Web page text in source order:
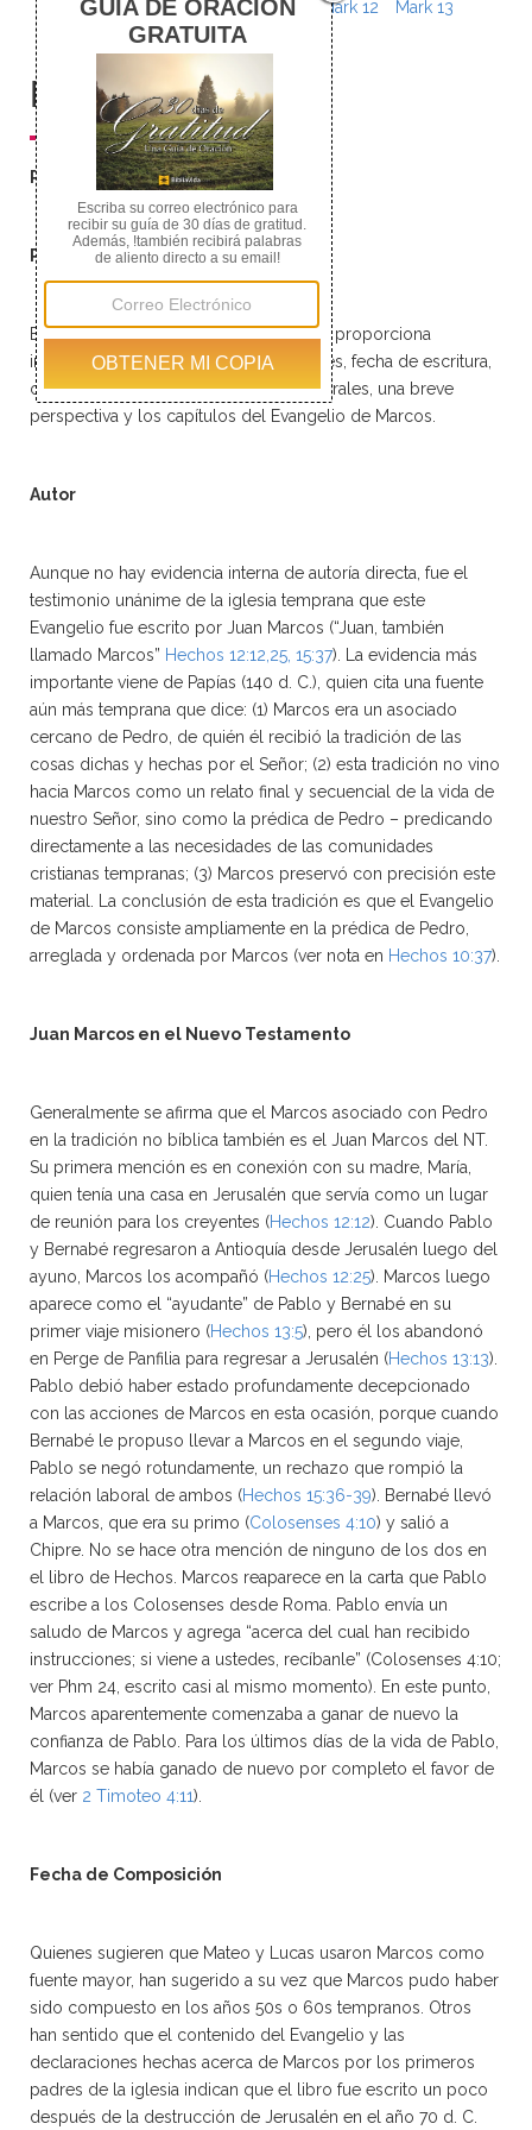
Mark 8
Mark 9 Mark 10 Mark 11 Mark 12
Mark 13
Mark 14
Mark 15 Mark 16
Resumen
Resumen
Resumen del Evangelio de Marcos
Este resumen del Evangelio de Marcos proporciona
información acerca del título, los autores, fecha de escritura,
cronología, temas, teología, ideas generales, una breve
perspectiva y los capítulos del Evangelio de Marcos.
Autor
Aunque no hay evidencia interna de autoría directa, fue el
testimonio unánime de la iglesia temprana que este
Evangelio fue escrito por Juan Marcos (“Juan, también
llamado Marcos” Hechos 12:12,25, 15:37). La evidencia más
importante viene de Papías (140 d. C.), quien cita una fuente
aún más temprana que dice: (1) Marcos era un asociado
cercano de Pedro, de quién él recibió la tradición de las
cosas dichas y hechas por el Señor; (2) esta tradición no vino
hacia Marcos como un relato final y secuencial de la vida de
nuestro Señor, sino como la prédica de Pedro – predicando
directamente a las necesidades de las comunidades
cristianas tempranas; (3) Marcos preservó con precisión este
material. La conclusión de esta tradición es que el Evangelio
de Marcos consiste ampliamente en la prédica de Pedro,
arreglada y ordenada por Marcos (ver nota en Hechos 10:37).
Juan Marcos en el Nuevo Testamento
Generalmente se afirma que el Marcos asociado con Pedro
en la tradición no bíblica también es el Juan Marcos del NT.
Su primera mención es en conexión con su madre, María,
quien tenía una casa en Jerusalén que servía como un lugar
de reunión para los creyentes (Hechos 12:12). Cuando Pablo
y Bernabé regresaron a Antioquía desde Jerusalén luego del
ayuno, Marcos los acompañó (Hechos 12:25). Marcos luego
aparece como el “ayudante” de Pablo y Bernabé en su
primer viaje misionero (Hechos 13:5), pero él los abandonó
en Perge de Panfilia para regresar a Jerusalén (Hechos 13:13).
Pablo debió haber estado profundamente decepcionado
con las acciones de Marcos en esta ocasión, porque cuando
Bernabé le propuso llevar a Marcos en el segundo viaje,
Pablo se negó rotundamente, un rechazo que rompió la
relación laboral de ambos (Hechos 15:36-39). Bernabé llevó
a Marcos, que era su primo (Colosenses 4:10) y salió a
Chipre. No se hace otra mención de ninguno de los dos en
el libro de Hechos. Marcos reaparece en la carta que Pablo
escribe a los Colosenses desde Roma. Pablo envía un
saludo de Marcos y agrega “acerca del cual han recibido
instrucciones; si viene a ustedes, recíbanle” (Colosenses 4:10;
ver Phm 24, escrito casi al mismo momento). En este punto,
Marcos aparentemente comenzaba a ganar de nuevo la
confianza de Pablo. Para los últimos días de la vida de Pablo,
Marcos se había ganado de nuevo por completo el favor de
él (ver 2 Timoteo 4:11).
Fecha de Composición
Quienes sugieren que Mateo y Lucas usaron Marcos como
fuente mayor, han sugerido a su vez que Marcos pudo haber
sido compuesto en los años 50s o 60s tempranos. Otros
han sentido que el contenido del Evangelio y las
declaraciones hechas acerca de Marcos por los primeros
padres de la iglesia indican que el libro fue escrito un poco
después de la destrucción de Jerusalén en el año 70 d. C.